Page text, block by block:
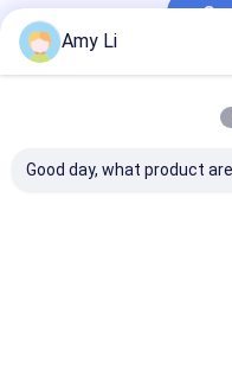
Couches d'époxy
Transformateur
Indicateur de
Amy Li
Good day, what product